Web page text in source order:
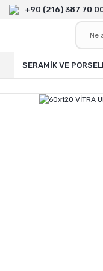
+90 (216) 387 70
SERAMİK VE